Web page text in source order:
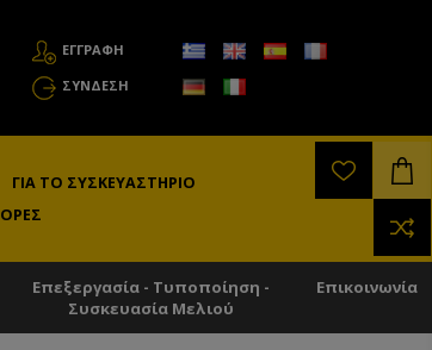
ΕΓΓΡΑΦΗ
ΣΎΝΔΕΣΗ
ΓΙΑ ΤΟ ΣΥΣΚΕΥΑΣΤΉΡΙΟ
Επεξεργασία - Τυποποίηση -
Συσκευασία Μελιού
Επικοινωνία